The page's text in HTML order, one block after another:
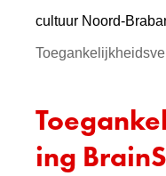
cultuur Noord-
ing